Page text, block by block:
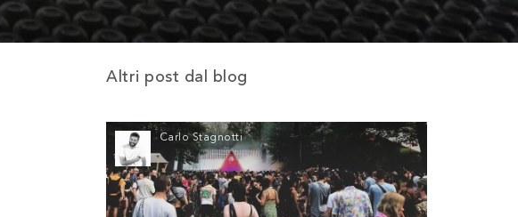
Altri post dal blog
Carlo Stagnotti